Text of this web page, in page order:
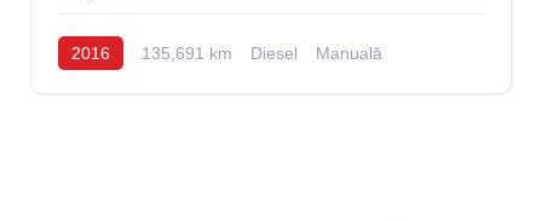
2016 135,691 km Diesel Manuală